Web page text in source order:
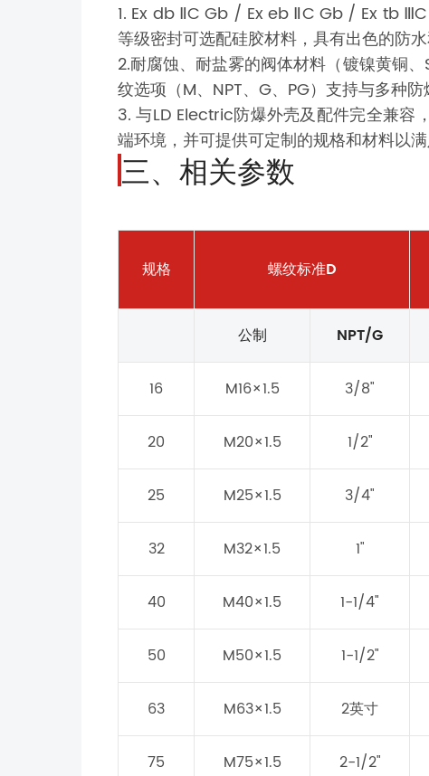
1. Ex db ⅡC Gb / Ex eb ⅡC Gb / Ex tb
等级密封可选配硅胶材料，具有出色的防水
2.耐腐蚀、耐盐雾的阀体材料（镀镍黄铜
纹选项（M、NPT、G、PG）支持与多种
3. 与LD Electric防爆外壳及配件完全兼容
端环境，并可提供可定制的规格和材料以满
三、相关参数
规格 螺纹标准D
公制 NPT/G
16 M16×1.5 3/8"
20 M20×1.5 1/2"
25 M25×1.5 3/4"
32 M32×1.5 1"
40 M40×1.5 1-1/4"
50 M50×1.5 1-1/2"
63 M63×1.5 2英寸
75 M75×1.5 2-1/2"